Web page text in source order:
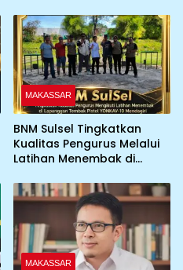
Pemerintah dan Dunia
Usaha
MAKASSAR
BNM Sulsel Tingkatkan
Kualitas Pengurus Melalui
Latihan Menembak di
YONKAV-10 Mendagiri
MAKASSAR